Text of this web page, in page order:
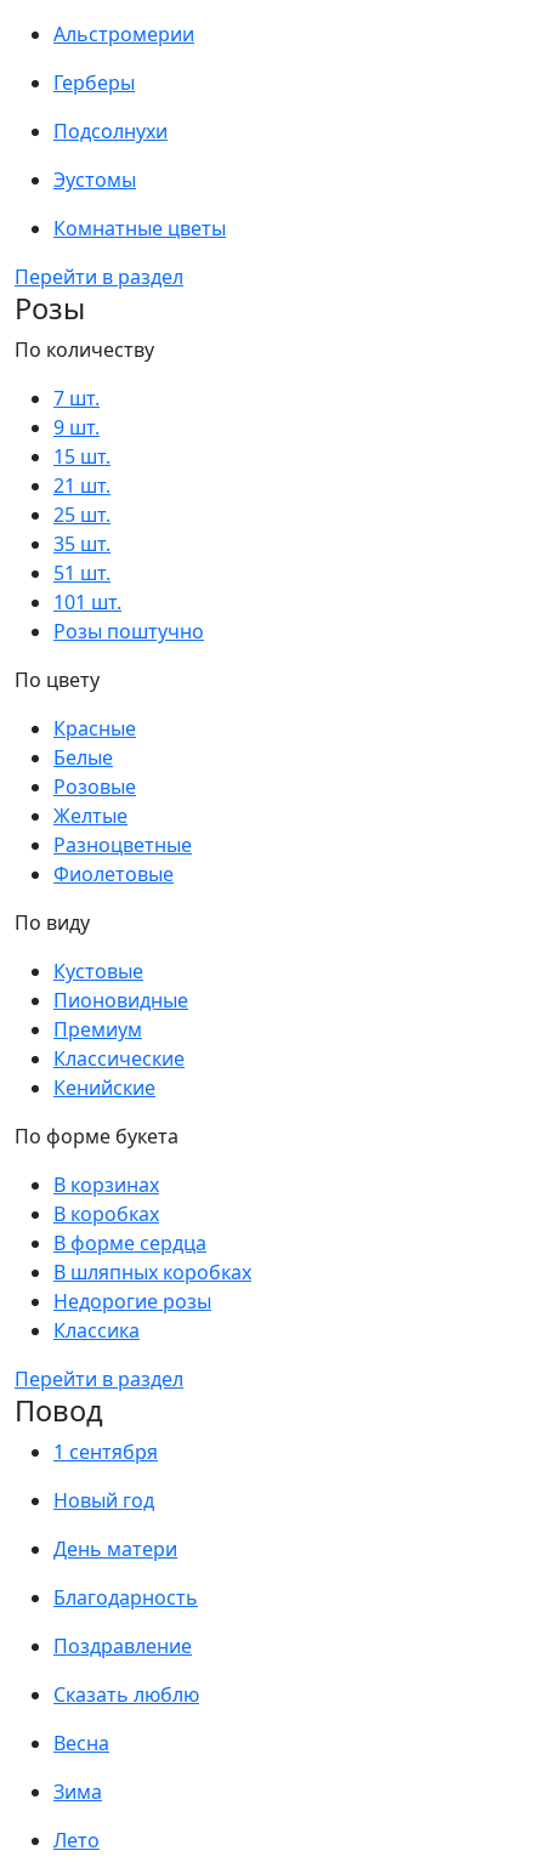
Альстромерии
Герберы
Подсолнухи
Эустомы
Комнатные цветы
Перейти в раздел
Розы
По количеству
7 шт.
9 шт.
15 шт.
21 шт.
25 шт.
35 шт.
51 шт.
101 шт.
Розы поштучно
По цвету
Красные
Белые
Розовые
Желтые
Разноцветные
Фиолетовые
По виду
Кустовые
Пионовидные
Премиум
Классические
Кенийские
По форме букета
В корзинах
В коробках
В форме сердца
В шляпных коробках
Недорогие розы
Классика
Перейти в раздел
Повод
1 сентября
Новый год
День матери
Благодарность
Поздравление
Сказать люблю
Весна
Зима
Лето